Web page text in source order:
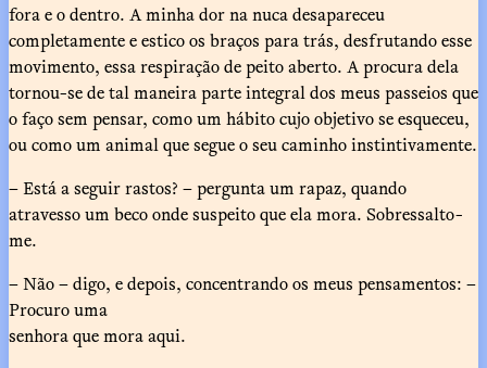
fora e o dentro. A minha dor na nuca desapareceu
completamente e estico os braços para trás, desfrutando esse
movimento, essa respiração de peito aberto. A procura dela
tornou-se de tal maneira parte integral dos meus passeios que
o faço sem pensar, como um hábito cujo objetivo se esqueceu,
ou como um animal que segue o seu caminho instintivamente.
– Está a seguir rastos? – pergunta um rapaz, quando
atravesso um beco onde suspeito que ela mora. Sobressalto-
me.
– Não – digo, e depois, concentrando os meus pensamentos: –
Procuro uma
senhora que mora aqui.